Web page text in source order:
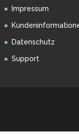
Impressum
Datenschutz
Support